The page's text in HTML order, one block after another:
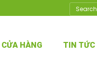
Search:
CỬA HÀNG TIN TỨC